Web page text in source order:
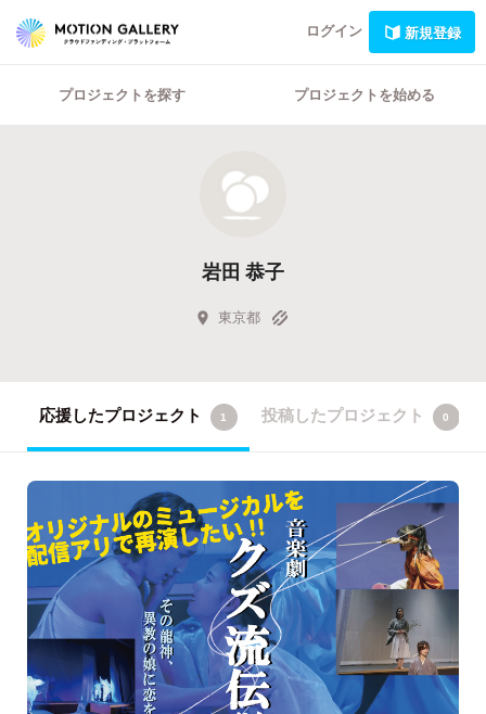
ログイン 新規登録
プロジェクトを探す プロジェクトを始める
岩田 恭子
東京都
応援したプロジェクト 1 投稿したプロジェクト 0